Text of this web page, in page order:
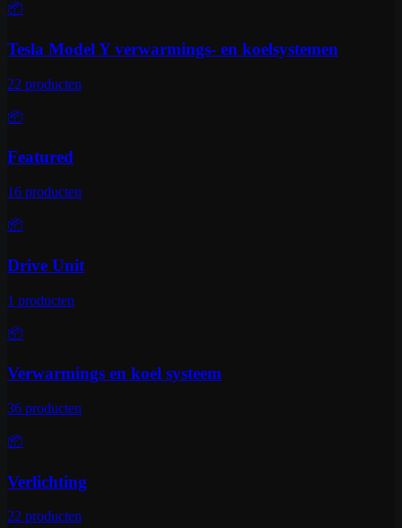
📦
Tesla Model Y verwarmings- en koelsystemen
22 producten
📦
Featured
16 producten
📦
Drive Unit
1 producten
📦
Verwarmings en koel systeem
36 producten
📦
Verlichting
22 producten